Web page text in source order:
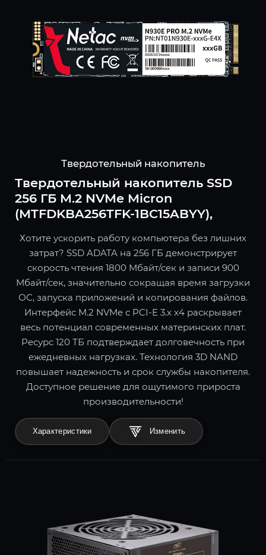
Твердотельный накопитель
Твердотельный накопитель SSD
256 ГБ M.2 NVMe Micron
(MTFDKBA256TFK-1BC15ABYY),
Хотите ускорить работу компьютера без лишних
затрат? SSD ADATA на 256 ГБ демонстрирует
скорость чтения 1800 Мбайт/сек и записи 900
Мбайт/сек, значительно сокращая время загрузки
ОС, запуска приложений и копирования файлов.
Интерфейс M.2 NVMe с PCI-E 3.x x4 раскрывает
весь потенциал современных материнских плат.
Ресурс 120 ТБ подтверждает долговечность при
ежедневных нагрузках. Технология 3D NAND
повышает надежность и срок службы накопителя.
Доступное решение для ощутимого прироста
производительности!
Характеристики